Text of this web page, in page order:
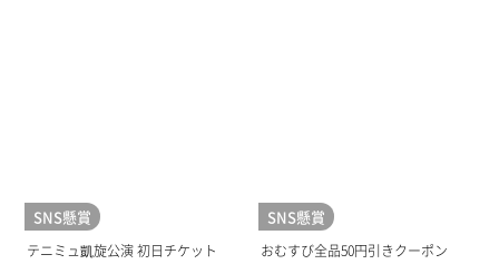
SNS懸賞
テニミュ凱旋公演 初日チケット
SNS懸賞
おむすび全品50円引きクーポン